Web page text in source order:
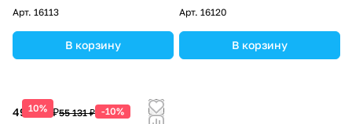
Арт. 16113
В корзину
Арт. 16120
В корзину
10%
49 618 ₽55 131 ₽ -10%